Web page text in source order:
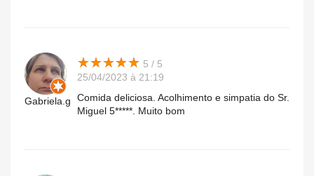
Gabriela.g
★★★★★
★★★★★ 5 / 5
25/04/2023 à 21:19
Comida deliciosa. Acolhimento e simpatia do Sr.
Miguel 5*****. Muito bom